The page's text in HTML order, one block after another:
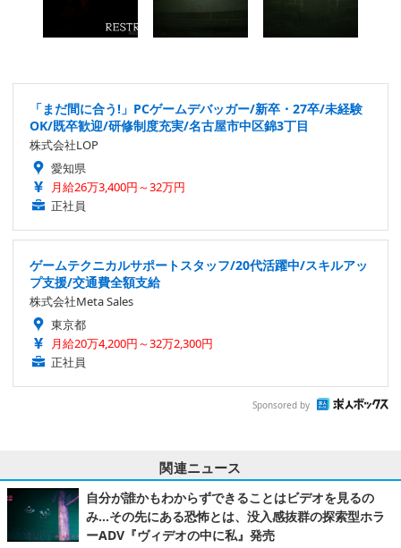
「まだ間に合う!」PCゲームデバッガー/新卒・27卒/未経験
OK/既卒歓迎/研修制度充実/名古屋市中区錦3丁目
株式会社LOP
愛知県
月給26万3,400円～32万円
正社員
ゲームテクニカルサポートスタッフ/20代活躍中/スキルアッ
プ支援/交通費全額支給
株式会社Meta Sales
東京都
月給20万4,200円～32万2,300円
正社員
Sponsored by
関連ニュース
自分が誰かもわからずできることはビデオを見るの
み…その先にある恐怖とは、没入感抜群の探索型ホラ
ーADV『ヴィデオの中に私』発売